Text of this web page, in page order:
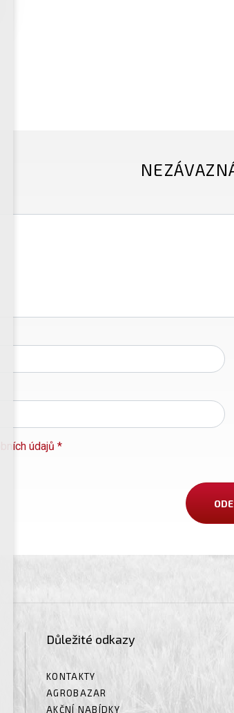
údajů *
Důležité odkazy
KONTAKTY
AGROBAZAR
AKČNÍ NABÍDKY